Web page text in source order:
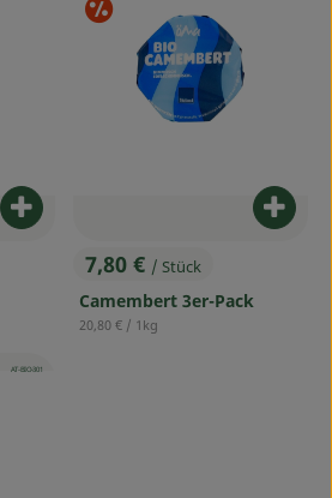
Produkt zum Warenkorb
, Preis:
7,80 € / Stück
Camembert 3er-Pack
, Referenzpreis:
20,80 € / 1kg
, Kontrollstelle:
AT-BIO-301
hinzufügen